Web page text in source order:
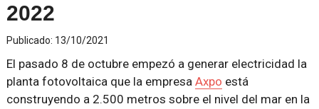
2022
Publicado: 13/10/2021
El pasado 8 de octubre empezó a generar electricidad la
planta fotovoltaica que la empresa Axpo está
construyendo a 2.500 metros sobre el nivel del mar en la